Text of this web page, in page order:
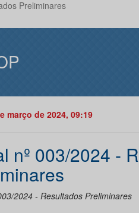
Preliminares
março de 2024, 09:19
nº 003/2024 -
2024 - Resultados Preliminares